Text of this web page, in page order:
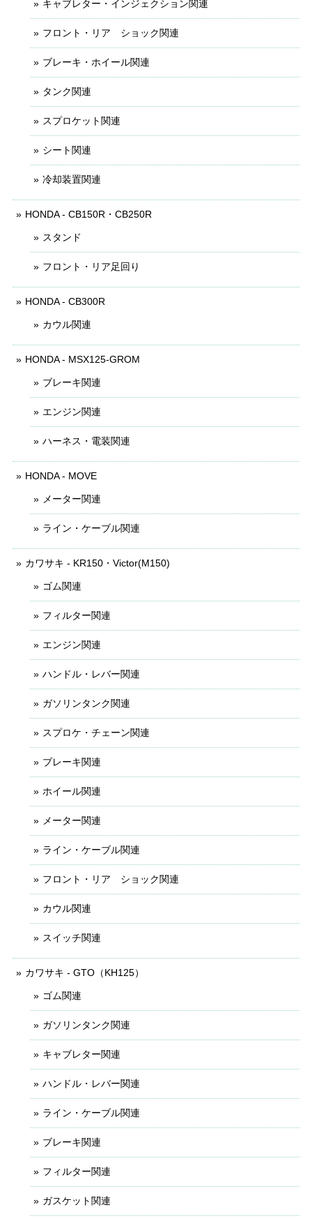
キャブレター・インジェクション関連
フロント・リア ショック関連
ブレーキ・ホイール関連
タンク関連
スプロケット関連
シート関連
冷却装置関連
HONDA - CB150R・CB250R
スタンド
フロント・リア足回り
HONDA - CB300R
カウル関連
HONDA - MSX125-GROM
ブレーキ関連
エンジン関連
ハーネス・電装関連
HONDA - MOVE
メーター関連
ライン・ケーブル関連
カワサキ - KR150・Victor(M150)
ゴム関連
フィルター関連
エンジン関連
ハンドル・レバー関連
ガソリンタンク関連
スプロケ・チェーン関連
ブレーキ関連
ホイール関連
メーター関連
ライン・ケーブル関連
フロント・リア ショック関連
カウル関連
スイッチ関連
カワサキ - GTO（KH125）
ゴム関連
ガソリンタンク関連
キャブレター関連
ハンドル・レバー関連
ライン・ケーブル関連
ブレーキ関連
フィルター関連
ガスケット関連